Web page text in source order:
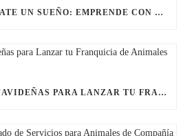
ESTE AÑO, REGÁLATE UN SUEÑO: EMPRENDE CON UNA FRANQUICIA DE EL PERRO FELIZ
ÚLTIMAS BECAS NAVIDEÑAS PARA LANZAR TU FRANQUICIA DE ANIMALES DE COMPAÑÍA